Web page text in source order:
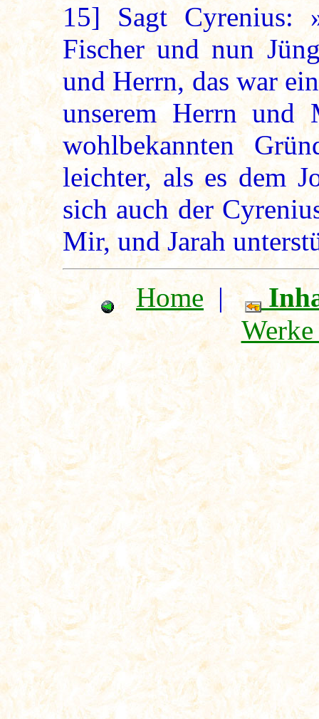
15] Sagt Cyrenius:
Fischer und nun
und Herrn, das war
unserem Herrn und
wohlbekannten
leichter, als es dem
sich auch der
Mir, und Jarah
Home|